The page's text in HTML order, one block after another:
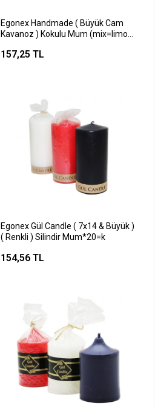
Egonex Handmade ( Büyük Cam
Kavanoz ) Kokulu Mum (mix=limon
Vanilya)*30=k
157,25 TL
Egonex Gül Candle ( 7x14 & Büyük )
( Renkli ) Silindir Mum*20=k
154,56 TL